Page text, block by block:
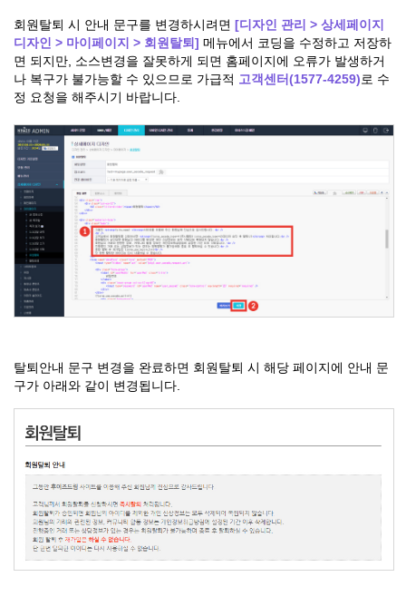
회원탈퇴 시 안내 문구를 변경하시려면 [디자인 관리 > 상세페이지
디자인 > 마이페이지 > 회원탈퇴] 메뉴에서 코딩을 수정하고 저장하
면 되지만, 소스변경을 잘못하게 되면 홈페이지에 오류가 발생하거
나 복구가 불가능할 수 있으므로 가급적 고객센터(1577-4259)로 수
정 요청을 해주시기 바랍니다.
탈퇴안내 문구 변경을 완료하면 회원탈퇴 시 해당 페이지에 안내 문
구가 아래와 같이 변경됩니다.